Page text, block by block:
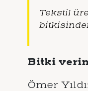
Tekstil
Bitki
Ömer